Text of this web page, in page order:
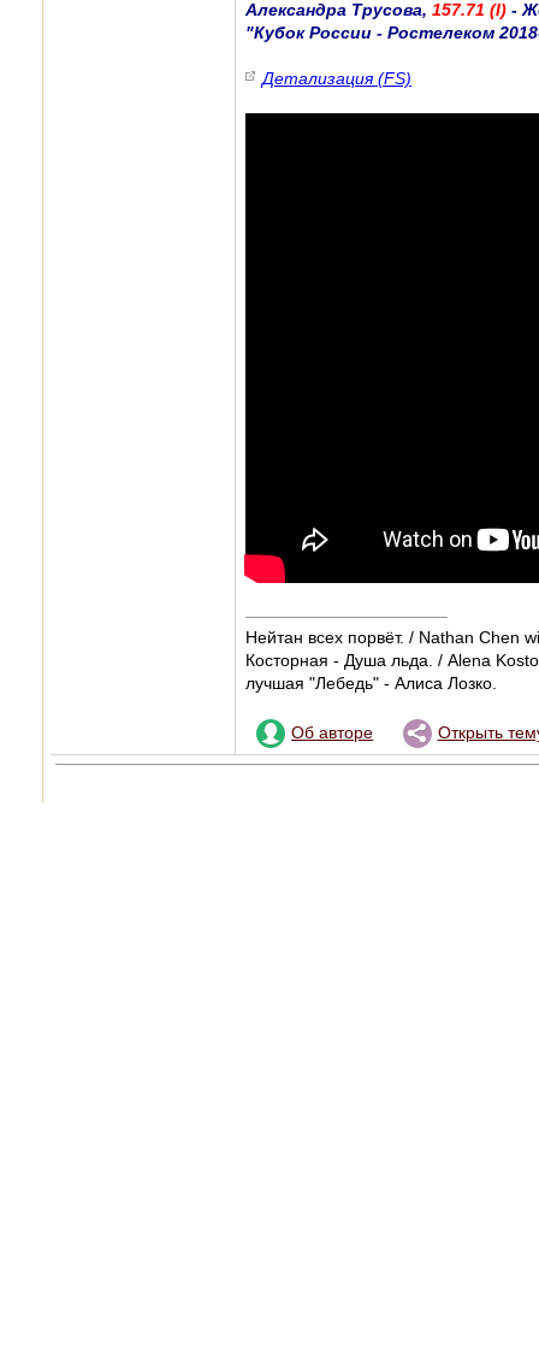
Александра Трусова, 157.71 (I)-
"Кубок России - Ростелеком
Детализация (FS)
Нейтан всех порвёт. / Nathan Chen
Косторная - Душа льда. / Alena
лучшая "Лебедь" - Алиса Лозко.
Об авторе Открыть